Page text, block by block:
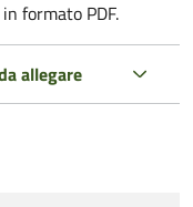
formato PDF.
allegare